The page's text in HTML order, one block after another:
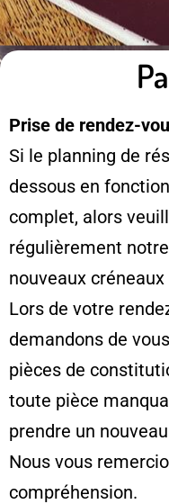
Prise de rendez-
Si le planning de
dessous en
complet, alors
régulièrement
nouveaux
Lors de votre
demandons de
pièces de
toute pièce
prendre un
Nous vous
compréhension.